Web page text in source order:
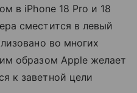
в iPhone 18 Pro и 18
сместится в левый
во многих
образом Apple желает
к заветной цели